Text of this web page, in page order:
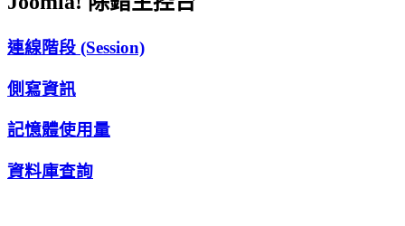
連線階段 (Session)
側寫資訊
記憶體使用量
資料庫查詢